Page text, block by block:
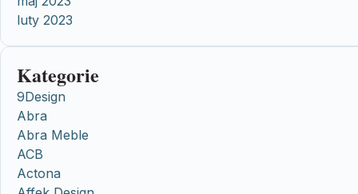
luty 2023
Kategorie
9Design
Abra
Abra Meble
ACB
Actona